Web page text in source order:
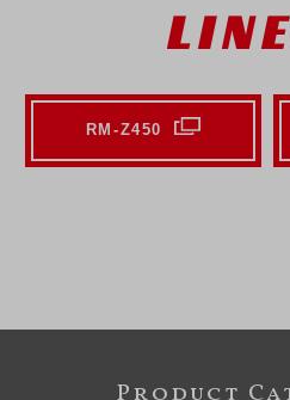
RM-Z450